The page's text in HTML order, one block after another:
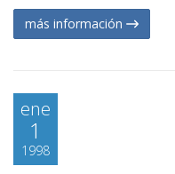
más información
ene
1
1998